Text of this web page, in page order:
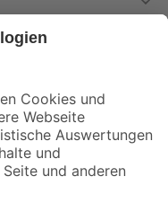
mehr verpassen!